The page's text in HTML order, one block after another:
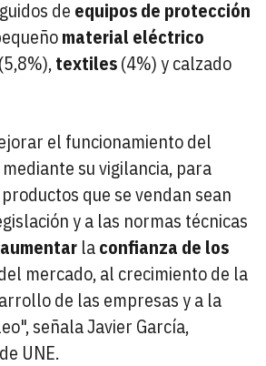
de equipos de protección
material eléctrico
textiles(4%) y calzado
el funcionamiento del
su vigilancia, para
que se vendan sean
y a las normas técnicas
aumentar laconfianza de los
mercado, al crecimiento de la
de las empresas y a la
señala Javier García,
UNE.